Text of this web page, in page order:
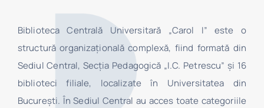
Biblioteca Centrală Universitară „Carol I” este o
structură organizaţională complexă, fiind formată din
Sediul Central, Secţia Pedagogică „I.C. Petrescu” şi 16
biblioteci filiale, localizate în Universitatea din
Bucureşti. În Sediul Central au acces toate categoriile